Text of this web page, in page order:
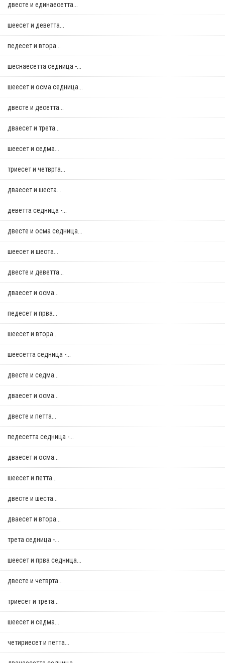
двестe и единаесетта...
шеесет и деветта...
педесет и втора...
шеснаесетта седница -...
шеесет и осма седница...
двестe и десетта...
дваесет и трета...
шеесет и седма...
триесет и четврта...
дваесет и шеста...
деветта седница -...
двестe и осма седница...
шеесет и шеста...
двестe и деветта...
дваесет и осма...
педесет и прва...
шеесет и втора...
шеесетта седница -...
двестe и седма...
дваесет и осма...
двестe и петта...
педесетта седница -...
дваесет и осма...
шеесет и петта...
двестe и шеста...
дваесет и втора...
трета седница -...
шеесет и прва седница...
двестe и четврта...
триесет и трета...
шеесет и седма...
четириесет и петта...